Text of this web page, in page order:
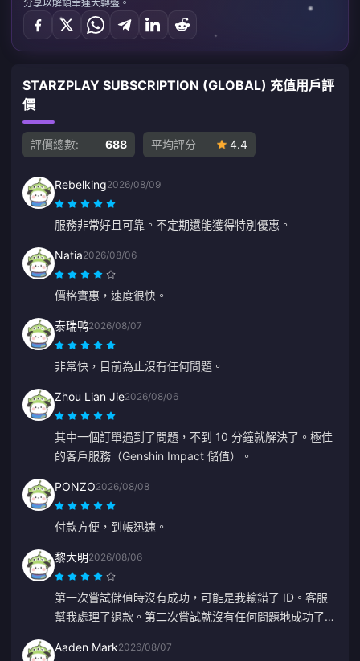
分享以解鎖幸運大轉盤。
STARZPLAY SUBSCRIPTION (GLOBAL) 充值用戶評
價
評價總數: 688 平均評分 4.4
Rebelking2026/08/09
服務非常好且可靠。不定期還能獲得特別優惠。
Natia2026/08/06
價格實惠，速度很快。
泰瑞鸭2026/08/07
非常快，目前為止沒有任何問題。
Zhou Lian Jie2026/08/06
其中一個訂單遇到了問題，不到 10 分鐘就解決了。極佳
的客戶服務（Genshin Impact 儲值）。
PONZO2026/08/08
付款方便，到帳迅速。
黎大明2026/08/06
第一次嘗試儲值時沒有成功，可能是我輸錯了 ID。客服
幫我處理了退款。第二次嘗試就沒有任何問題地成功了。
Aaden Mark2026/08/07